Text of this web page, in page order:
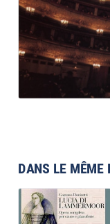
DANS LE MÊME